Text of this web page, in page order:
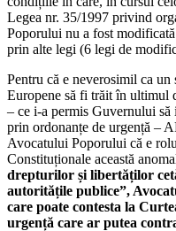
Legea nr. 35/1997 privind
Poporului nu a fost
prin alte legi (6 legi de
Pentru că e neverosimil ca
Europene să fi trăit în ultimul
– ce i-a permis Guvernului
prin ordonanțe de urgență –
Avocatului Poporului că e
Constituționale această
drepturilor și libertăților
autoritățile publice”,
care poate contesta la
urgență care ar putea